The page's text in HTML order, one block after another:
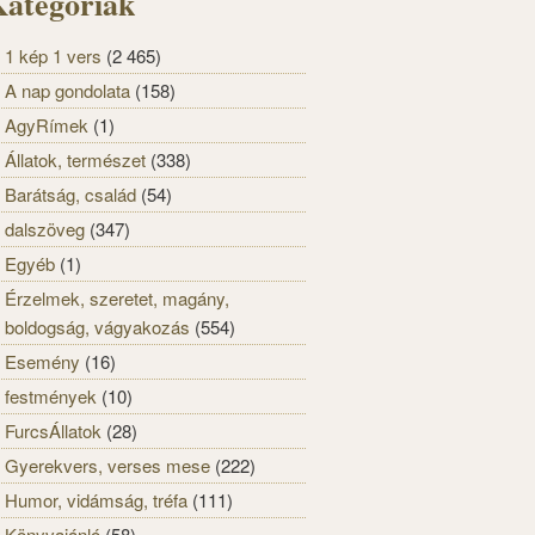
1 kép 1 vers (2 465)
A nap gondolata (158)
AgyRímek (1)
Állatok, természet (338)
Barátság, család (54)
dalszöveg (347)
Egyéb (1)
Érzelmek, szeretet, magány,
boldogság, vágyakozás (554)
Esemény (16)
festmények (10)
FurcsÁllatok (28)
Gyerekvers, verses mese (222)
Humor, vidámság, tréfa (111)